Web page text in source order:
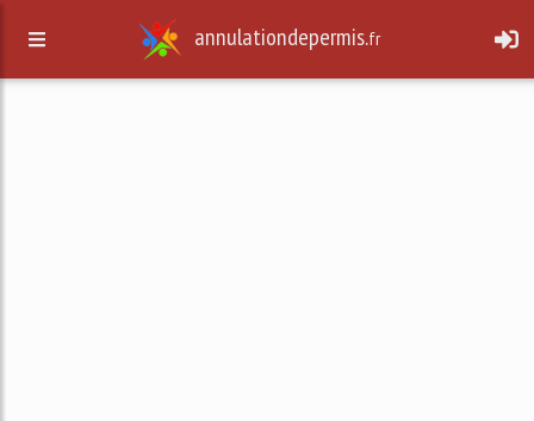
annulationdepermis.fr